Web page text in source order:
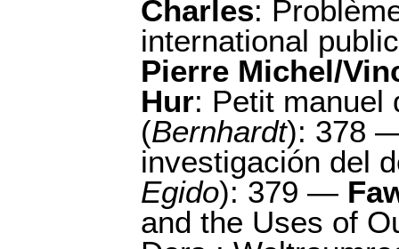
Charles:
international
Pierre Michel/
Hur: Petit manuel
(Bernhardt): 378
investigación del
Egido): 379 —
and the Uses of